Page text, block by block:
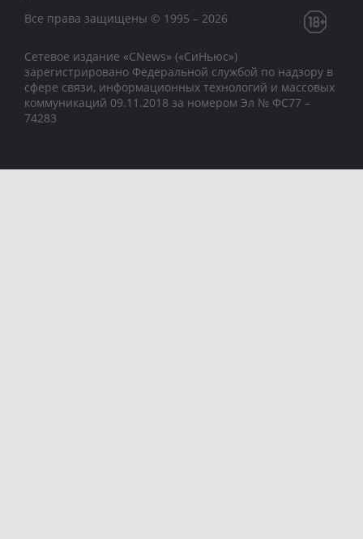
Все права защищены © 1995 – 2026
Сетевое издание «CNews» («СиНьюс»)
зарегистрировано Федеральной службой по надзору в
сфере связи, информационных технологий и массовых
коммуникаций 09.11.2018 за номером Эл № ФС77 –
74283